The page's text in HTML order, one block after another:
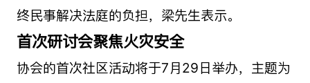
终民事解决法庭的负担，梁先生表示。
首次研讨会聚焦火灾安全
协会的首次社区活动将于7月29日举办，主题为